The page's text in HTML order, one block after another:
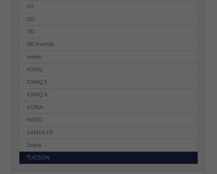
i10
i20
i30
i30 Kombi
Inster
IONIQ
IONIQ 5
IONIQ 6
KONA
NEXO
SANTA FE
Staria
TUCSON